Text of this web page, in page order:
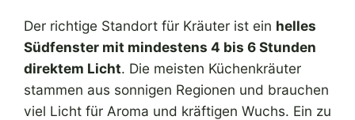
Der richtige Standort für Kräuter ist ein helles
Südfenster mit mindestens 4 bis 6 Stunden
direktem Licht. Die meisten Küchenkräuter
stammen aus sonnigen Regionen und brauchen
viel Licht für Aroma und kräftigen Wuchs. Ein zu